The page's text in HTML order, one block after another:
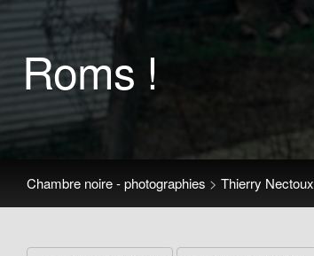
Roms !
Chambre noire - photographies > Thierry Nectoux